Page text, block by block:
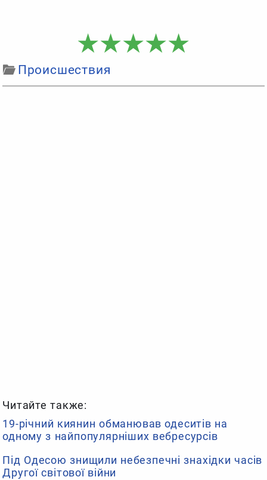
Происшествия
Читайте также:
19-річний киянин обманював одеситів на
одному з найпопулярніших вебресурсів
Під Одесою знищили небезпечні знахідки часів
Другої світової війни